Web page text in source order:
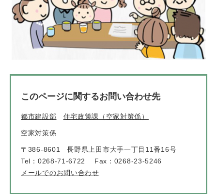
このページに関するお問い合わせ先
都市建設部 住宅政策課（空家対策係）
空家対策係
〒386-8601
長野県上田市大手一丁目11番16号
Tel：0268-71-6722
Fax：0268-23-5246
メールでのお問い合わせ